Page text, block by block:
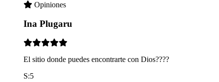
Opiniones
Ina Plugaru
El sitio donde puedes encontrarte con Dios????
S:5